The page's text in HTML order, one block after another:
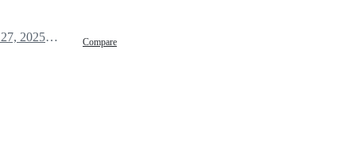
Compare
January 27, 2025 09:48